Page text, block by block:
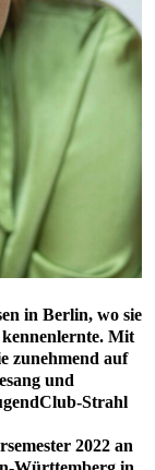
in Berlin, wo sie
Mit
zunehmend auf
und
Strahl
2022 an